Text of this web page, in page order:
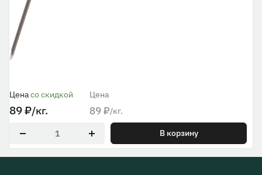
Цена
89 ₽/кг.
Ценасо скидкой
89₽/кг.
В корзину